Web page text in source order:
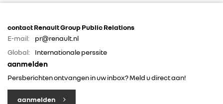
contact Renault Group Public Relations
E-mail:
pr@renault.nl
Global:
Internationale perssite
aanmelden
Persberichten ontvangen in uw inbox? Meld u direct aan!
aanmelden